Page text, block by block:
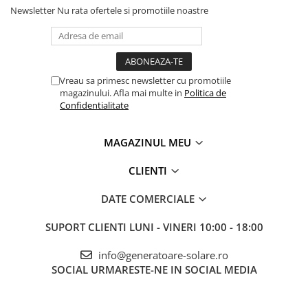
Newsletter Nu rata ofertele si promotiile noastre
Vreau sa primesc newsletter cu promotiile
magazinului. Afla mai multe in Politica de
Confidentialitate
MAGAZINUL MEU
CLIENTI
DATE COMERCIALE
SUPORT CLIENTI LUNI - VINERI 10:00 - 18:00
info@generatoare-solare.ro
SOCIAL URMARESTE-NE IN SOCIAL MEDIA